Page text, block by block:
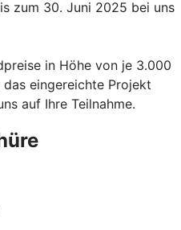
zum 30. Juni 2025 bei uns
in Höhe von je 3.000
eingereichte Projekt
auf Ihre Teilnahme.